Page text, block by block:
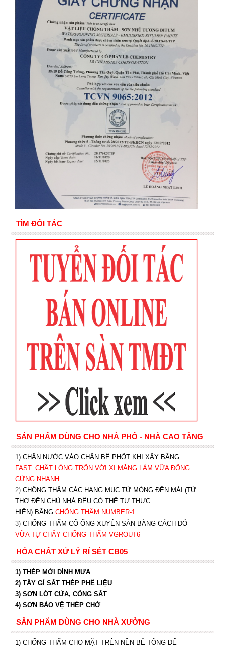
TÌM ĐỐI TÁC
SẢN PHẨM DÙNG CHO NHÀ PHỐ - NHÀ CAO TẦNG
1) CHẶN NƯỚC VÀO CHÂN BỂ PHỐT KHI XÂY BẰNG
FAST. CHẤT LỎNG TRỘN VỚI XI MĂNG LÀM VỮA ĐÔNG
CỨNG NHANH
2) CHỐNG THẤM CÁC HẠNG MỤC TỪ MÓNG ĐẾN MÁI (TỪ
THỢ ĐẾN CHỦ NHÀ ĐỀU CÓ THỂ TỰ THỰC
HIỆN) BẰNG CHỐNG THẤM NUMBER-1
3) CHỐNG THẤM CỔ ỐNG XUYÊN SÀN BẰNG CÁCH ĐỖ
VỮA TỰ CHẢY CHỐNG THẤM VGROUT6
HÓA CHẤT XỬ LÝ RỈ SÉT CB05
1) THÉP MỚI DÍNH MƯA
2) TẨY GỈ SẮT THÉP PHẾ LIỆU
3) SƠN LÓT CỬA, CỔNG SẮT
4) SƠN BẢO VỆ THÉP CHỜ
SẢN PHẨM DÙNG CHO NHÀ XƯỞNG
1) CHỐNG THẤM CHO MẶT TRÊN NỀN BÊ TÔNG ĐỂ